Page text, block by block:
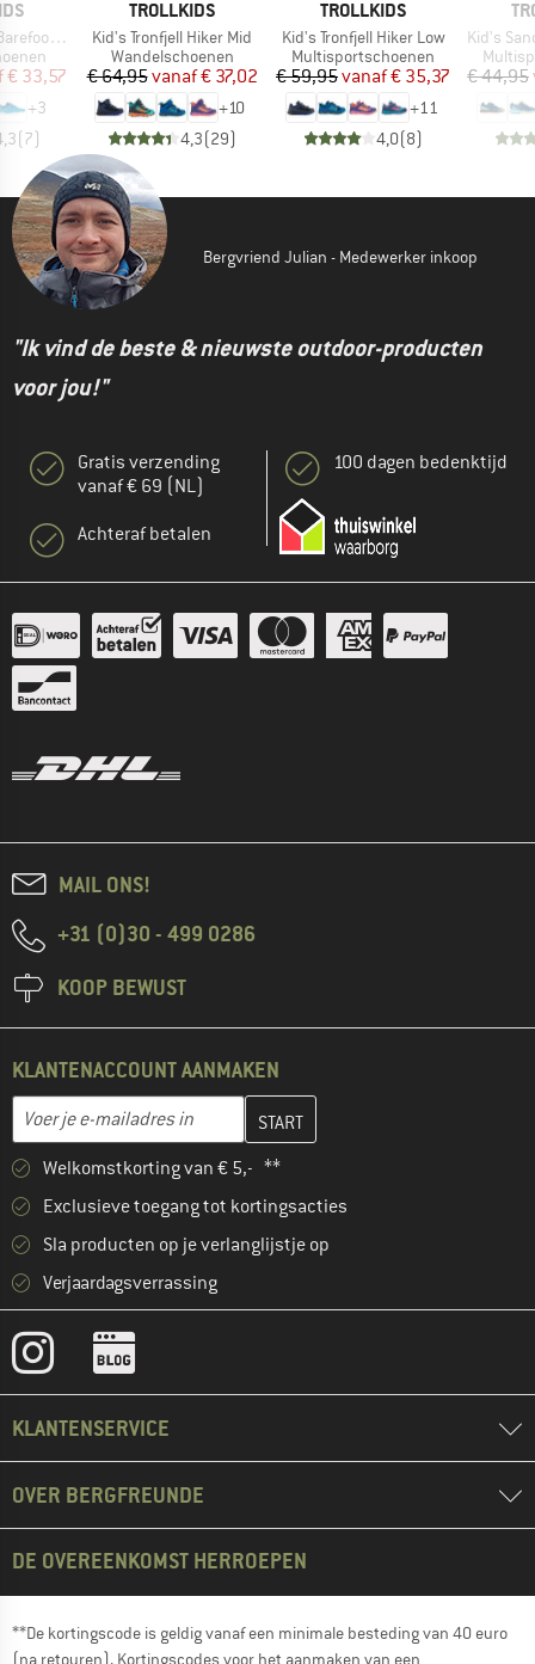
Hiker
prijs
€ 33,57
+3
(7)
MERK
TROLLKIDS
Artikel
Kid's Tronfjell Hiker Mid
Productgroep
Wandelschoenen
Prijs
€ 64,95 Verlaagde prijs
vanaf€ 37,02
+10
4,3(29)
MERK
TROLLKIDS
Artikel
Kid's Tronfjell Hiker Low
Productgroep
Multisportschoenen
Prijs
€ 59,95 Verlaagde prijs
vanaf€ 35,37
+11
4,0(8)
Artikel
Kid's
€ 44,95
Bergvriend Julian - Medewerker inkoop
"Ik vind de beste & nieuwste outdoor-producten
voor jou!"
Gratis verzending
vanaf € 69 (NL)
Achteraf betalen
100 dagen bedenktijd
MAIL ONS!
+31 (0)30 - 499 0286
KOOP BEWUST
KLANTENACCOUNT AANMAKEN
E-mailadres
Vul je e-mailadres hier in en maak in de volgende stap je
Welkomstkorting van € 5,- **
Exclusieve toegang tot kortingsacties
Sla producten op je verlanglijstje op
Verjaardagsverrassing
KLANTENSERVICE
OVER BERGFREUNDE
DE OVEREENKOMST HERROEPEN
**De kortingscode is geldig vanaf een minimale besteding van 40 euro
(na retouren). Kortingscodes voor het aanmaken van een